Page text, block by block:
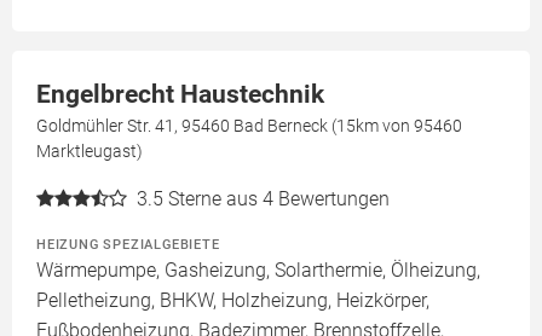
Engelbrecht Haustechnik
Goldmühler Str. 41, 95460 Bad Berneck (15km von 95460
Marktleugast)
3.5 Sterne aus 4 Bewertungen
HEIZUNG SPEZIALGEBIETE
Wärmepumpe, Gasheizung, Solarthermie, Ölheizung,
Pelletheizung, BHKW, Holzheizung, Heizkörper,
Fußbodenheizung, Badezimmer, Brennstoffzelle,